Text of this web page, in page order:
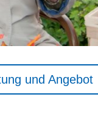
und Angebot